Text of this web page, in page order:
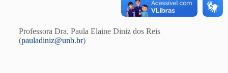
Professora Dra. Paula Elaine Diniz dos Reis
(pauladiniz@unb.br)